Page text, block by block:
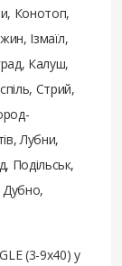
Конотоп,
Ізмаїл,
Калуш,
Стрий,
Лубни,
Подільськ,
(3-9x40) у